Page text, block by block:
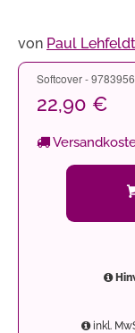
von Paul Lehfeldt
Softcover -
22,90 €
inkl.